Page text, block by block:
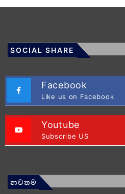
SOCIAL SHARE
Facebook
Like us on Facebook
Youtube
Subscribe US
නවතම